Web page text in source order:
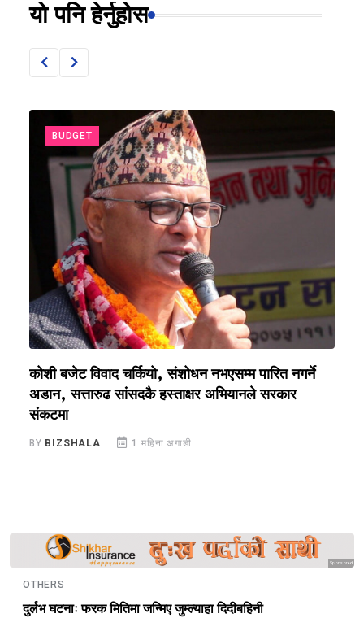
यो पनि हेर्नुहोस
BUDGET
कोशी बजेट विवाद चर्कियो, संशोधन नभएसम्म पारित नगर्ने
अडान, सत्तारुढ सांसदकै हस्ताक्षर अभियानले सरकार
संकटमा
BY BIZSHALA 1 महिना अगाडी
Sponsored
OTHERS
दुर्लभ घटनाः फरक मितिमा जन्मिए जुम्ल्याहा दिदीबहिनी